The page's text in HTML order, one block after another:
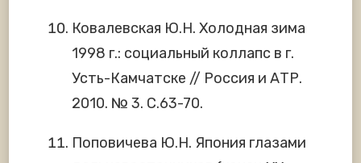
Ковалевская Ю.Н. Холодная зима
1998 г.: социальный коллапс в г.
Усть-Камчатске // Россия и АТР.
2010. № 3. С.63-70.
Поповичева Ю.Н. Япония глазами